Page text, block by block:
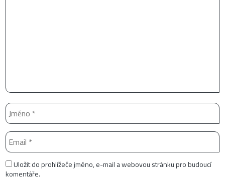
Uložit do prohlížeče jméno, e-mail a webovou stránku pro budoucí
komentáře.